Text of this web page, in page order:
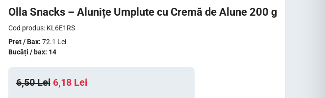
Olla Snacks – Alunițe Umplute cu Cremă de Alune 200 g
Cod produs: KL6E1RS
Pret / Bax: 72.1 Lei
Bucăți / bax: 14
6,50Lei P
6,18 LeiP